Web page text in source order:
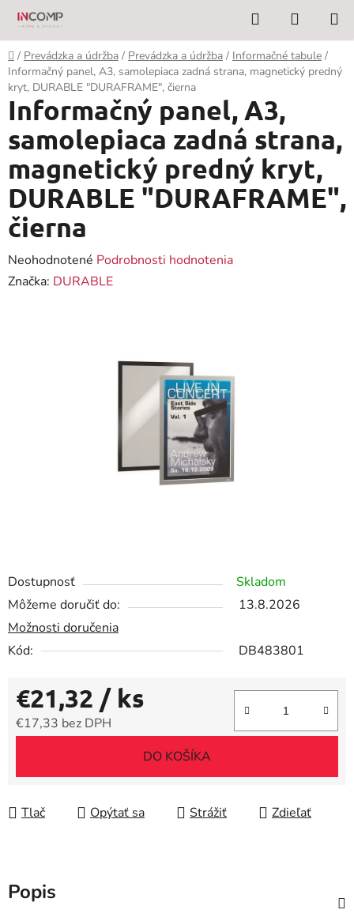
Prejsť
obsah
Hľadať
KOŠÍK
Domov
/ Prevádzka a údržba / Prevádzka a údržba / Informačné tabule /
Informačný panel, A3, samolepiaca zadná strana, magnetický predný
kryt, DURABLE "DURAFRAME", čierna
Dostupnosť
Skladom
Môžeme doručiť do:
13.8.2026
Možnosti doručenia
Kód:
DB483801
€21,32 / ks
€17,33 bez DPH
DO KOŠÍKA
Tlač Opýtať sa Strážiť Zdieľať
Informačný panel, A3,
samolepiaca zadná strana,
magnetický predný kryt,
DURABLE "DURAFRAME",
čierna
Priemerné
hodnotenie
Neohodnotené Podrobnosti hodnotenia
Značka: DURABLE
Popis